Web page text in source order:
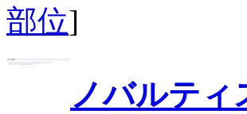
部位]
ノバルティ